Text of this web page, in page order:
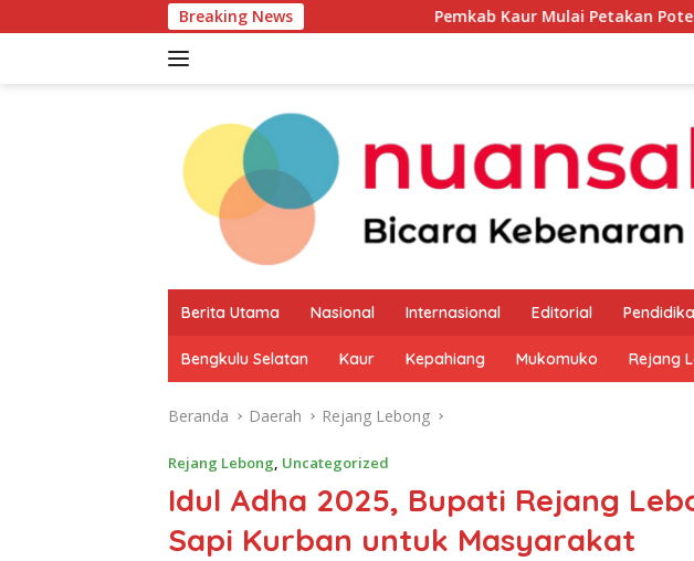
ke
Breaking NewsPemkab Kaur Mulai Petakan Potensi Produk
Berita Utama Nasional Internasional Editorial
Bengkulu Selatan Kaur Kepahiang Mukomuko Rejang
Beranda Daerah Rejang Lebong
Rejang Lebong, Uncategorized
Idul Adha 2025, Bupati Rejang
Sapi Kurban untuk Masyarakat